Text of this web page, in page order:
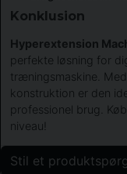
Konklusion
Hyperextension
perfekte løsning for
træningsmaskine.
konstruktion er den
professionel brug.
niveau!
Stil et